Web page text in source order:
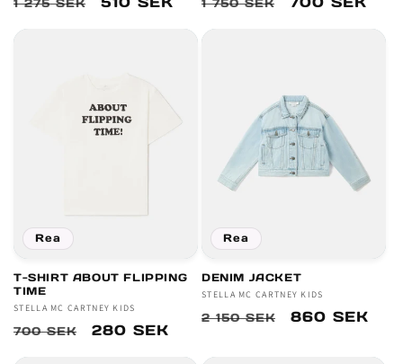
1 275 SEK 1 750 SEK
Rea
T-SHIRT ABOUT FLIPPING
TIME
Säljare:
STELLA MC CARTNEY KIDS
Ordinarie
700 SEK Försäljningspris
280 SEK
Rea
DENIM JACKET
Säljare:
STELLA MC CARTNEY KIDS
Ordinarie
2 150 SEK 860 SEK